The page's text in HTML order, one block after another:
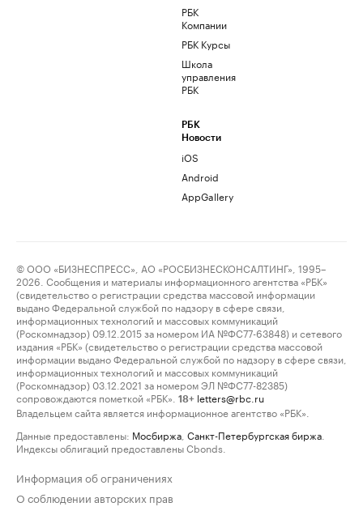
РБК
Компании
РБК Курсы
Школа
управления
РБК
РБК
Новости
iOS
Android
AppGallery
© ООО «БИЗНЕСПРЕСС», АО «РОСБИЗНЕСКОНСАЛТИНГ», 1995–
2026. Сообщения и материалы информационного агентства «РБК»
(свидетельство о регистрации средства массовой информации
выдано Федеральной службой по надзору в сфере связи,
информационных технологий и массовых коммуникаций
(Роскомнадзор) 09.12.2015 за номером ИА №ФС77-63848) и сетевого
издания «РБК» (свидетельство о регистрации средства массовой
информации выдано Федеральной службой по надзору в сфере связи,
информационных технологий и массовых коммуникаций
(Роскомнадзор) 03.12.2021 за номером ЭЛ №ФС77-82385)
сопровождаются пометкой «РБК».
18+ letters@rbc.ru
Владельцем сайта является информационное агентство «РБК».
Данные предоставлены: Мосбиржа Санкт-Петербургская биржа
Индексы облигаций предоставлены Cbonds.
Информация об ограничениях
О соблюдении авторских прав